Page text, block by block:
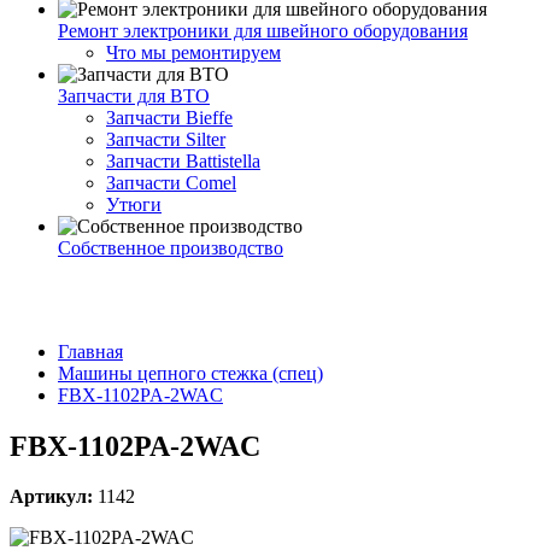
Ремонт электроники для швейного оборудования
Что мы ремонтируем
Запчасти для ВТО
Запчасти Bieffe
Запчасти Silter
Запчасти Battistella
Запчасти Comel
Утюги
Собственное производство
Главная
Машины цепного стежка (спец)
FBX-1102PA-2WAC
FBX-1102PA-2WAC
Артикул: 1142